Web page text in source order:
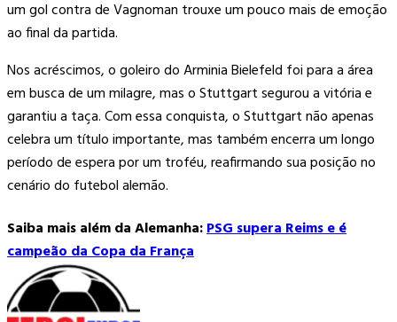
um gol contra de Vagnoman trouxe um pouco mais de emoção
ao final da partida.
Nos acréscimos, o goleiro do Arminia Bielefeld foi para a área
em busca de um milagre, mas o Stuttgart segurou a vitória e
garantiu a taça. Com essa conquista, o Stuttgart não apenas
celebra um título importante, mas também encerra um longo
período de espera por um troféu, reafirmando sua posição no
cenário do futebol alemão.
Saiba mais além da Alemanha:PSG supera Reims e é
campeão da Copa da França